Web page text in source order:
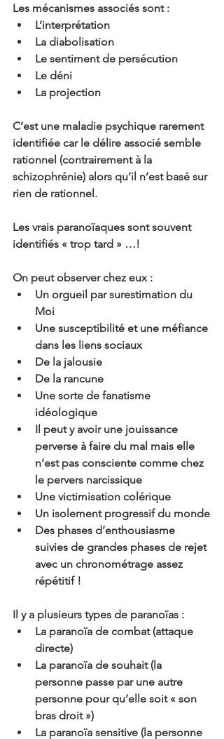
Les mécanismes associés sont :
L’interprétation
La diabolisation
Le sentiment de persécution
Le déni
La projection
C’est une maladie psychique rarement
identifiée car le délire associé semble
rationnel (contrairement à la
schizophrénie) alors qu’il n’est basé sur
rien de rationnel.
Les vrais paranoïaques sont souvent
identifiés « trop tard » …!
On peut observer chez eux :
Un orgueil par surestimation du
Moi
Une susceptibilité et une méfiance
dans les liens sociaux
De la jalousie
De la rancune
Une sorte de fanatisme
idéologique
Il peut y avoir une jouissance
perverse à faire du mal mais elle
n’est pas consciente comme chez
le pervers narcissique
Une victimisation colérique
Un isolement progressif du monde
Des phases d’enthousiasme
suivies de grandes phases de rejet
avec un chronométrage assez
répétitif !
Il y a plusieurs types de paranoïas :
La paranoïa de combat (attaque
directe)
La paranoïa de souhait (la
personne passe par une autre
personne pour qu’elle soit « son
bras droit »)
La paranoïa sensitive (la personne